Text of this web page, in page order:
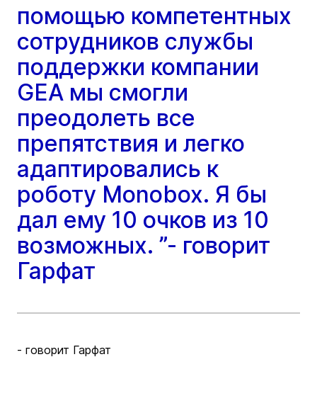
помощью компетентных
сотрудников службы
поддержки компании
GEA мы смогли
преодолеть все
препятствия и легко
адаптировались к
роботу Monobox. Я бы
дал ему 10 очков из 10
возможных. ”- говорит
Гарфат
- говорит Гарфат